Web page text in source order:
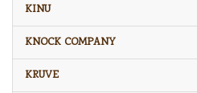
KINU
KNOCK COMPANY
KRUVE